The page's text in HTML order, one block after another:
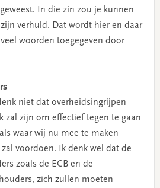
In die zin zou je kunnen
zijn verhuld. Dat wordt hier en daar
woorden toegegeven door
niet dat overheidsingrijpen
zal zijn om effectief tegen te gaan
waar wij nu mee te maken
voordoen. Ik denk wel dat de
zoals de ECB en de
zich zullen moeten